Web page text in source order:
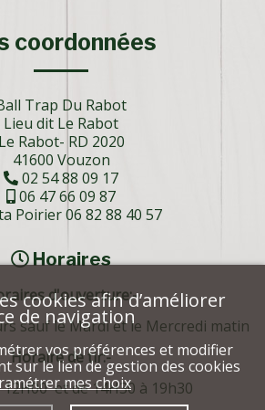
coordonnées
Trap Du Rabot
Lieu dit Le Rabot
Le Rabot- RD 2020
41600 Vouzon
02 54 88 09 17
06 47 66 09 87
Poirier 06 82 88 40 57
Horaires
d'ouverture:-
sauf le Mardi et le Mercredi matin
Horaire de tir:-
et de 14H30 à 19h30
cookies afin d’améliorer
de navigation
vos préférences et modifier
sur le lien de gestion des cookies
mes choix